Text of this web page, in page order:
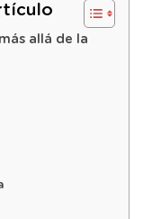
allá de la